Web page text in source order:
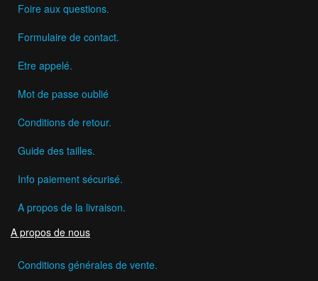
Foire aux questions.
Formulaire de contact.
Etre appelé.
Mot de passe oublié
Conditions de retour.
Guide des tailles.
Info paiement sécurisé.
A propos de la livraison.
A propos de nous
Conditions générales de vente.